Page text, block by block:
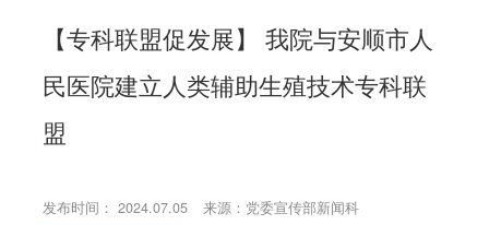
【专科联盟促发展】 我院与安顺市人
民医院建立人类辅助生殖技术专科联
盟
发布时间： 2024.07.05 来源：党委宣传部新闻科